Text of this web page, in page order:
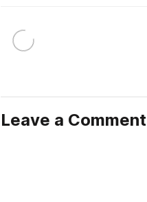
Leave a Comment